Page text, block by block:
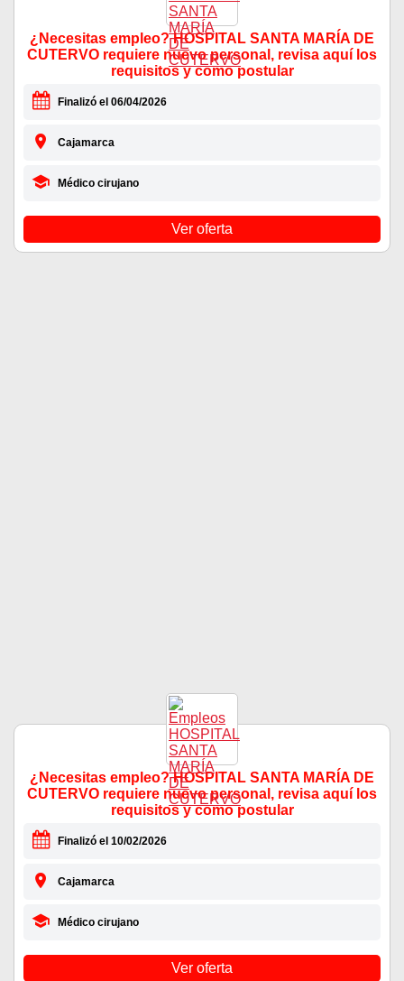
¿Necesitas empleo? HOSPITAL SANTA MARÍA DE
CUTERVO requiere nuevo personal, revisa aquí los
requisitos y como postular
Finalizó el 06/04/2026
Cajamarca
Médico cirujano
Ver oferta
¿Necesitas empleo? HOSPITAL SANTA MARÍA DE
CUTERVO requiere nuevo personal, revisa aquí los
requisitos y como postular
Finalizó el 10/02/2026
Cajamarca
Médico cirujano
Ver oferta